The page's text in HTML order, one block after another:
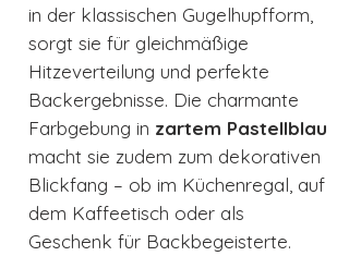
in der klassischen Gugelhupfform,
sorgt sie für gleichmäßige
Hitzeverteilung und perfekte
Backergebnisse. Die charmante
Farbgebung in zartem Pastellblau
macht sie zudem zum dekorativen
Blickfang – ob im Küchenregal, auf
dem Kaffeetisch oder als
Geschenk für Backbegeisterte.